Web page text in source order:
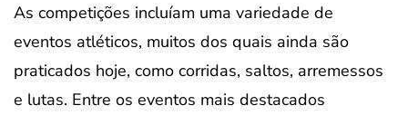
As competições incluíam uma variedade de
eventos atléticos, muitos dos quais ainda são
praticados hoje, como corridas, saltos, arremessos
e lutas. Entre os eventos mais destacados